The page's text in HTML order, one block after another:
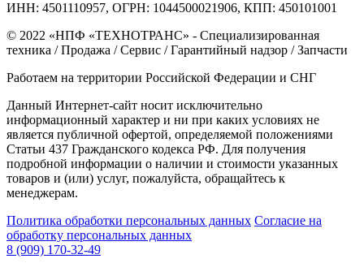
ИНН: 4501110957, ОГРН: 1044500021906, КПП: 450101001
© 2022 «НПФ «ТЕХНОТРАНС» - Специализированная
техника / Продажа / Сервис / Гарантийный надзор / Запчасти
Работаем на территории Российской Федерации и СНГ
Данный Интернет-сайт носит исключительно
информационный характер и ни при каких условиях не
является публичной офертой, определяемой положениями
Статьи 437 Гражданского кодекса РФ. Для получения
подробной информации о наличии и стоимости указанных
товаров и (или) услуг, пожалуйста, обращайтесь к
менеджерам.
Политика обработки персональных данных Согласие на
обработку персональных данных
8 (909) 170-32-49